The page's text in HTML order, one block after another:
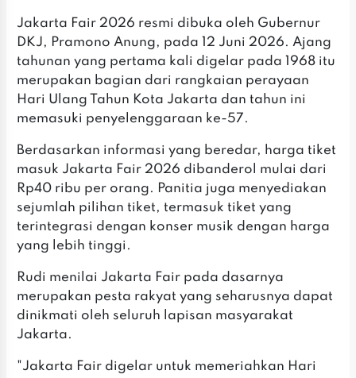
‎Jakarta Fair 2026 resmi dibuka oleh Gubernur
DKJ, Pramono Anung, pada 12 Juni 2026. Ajang
tahunan yang pertama kali digelar pada 1968 itu
merupakan bagian dari rangkaian perayaan
Hari Ulang Tahun Kota Jakarta dan tahun ini
memasuki penyelenggaraan ke-57.
‎Berdasarkan informasi yang beredar, harga tiket
masuk Jakarta Fair 2026 dibanderol mulai dari
Rp40 ribu per orang. Panitia juga menyediakan
sejumlah pilihan tiket, termasuk tiket yang
terintegrasi dengan konser musik dengan harga
yang lebih tinggi.
‎Rudi menilai Jakarta Fair pada dasarnya
merupakan pesta rakyat yang seharusnya dapat
dinikmati oleh seluruh lapisan masyarakat
Jakarta.
‎"Jakarta Fair digelar untuk memeriahkan Hari